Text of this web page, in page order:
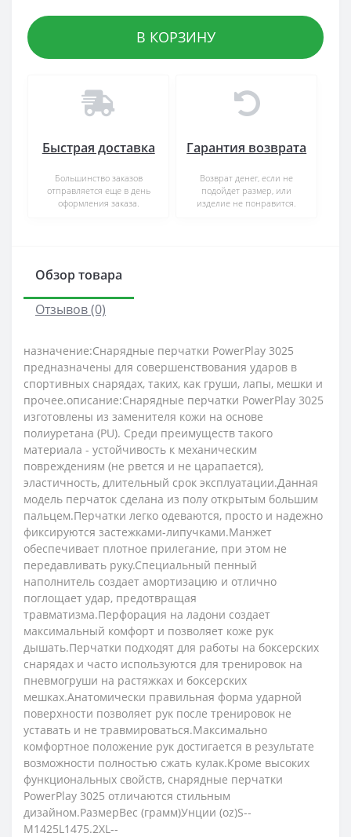
В КОРЗИНУ
Быстрая доставка
Большинство заказов
отправляется еще в день
оформления заказа.
Гарантия возврата
Возврат денег, если не
подойдет размер, или
изделие не понравится.
Обзор товара
Отзывов (0)
назначение:Снарядные перчатки PowerPlay 3025
предназначены для совершенствования ударов в
спортивных снарядах, таких, как груши, лапы, мешки и
прочее.описание:Снарядные перчатки PowerPlay 3025
изготовлены из заменителя кожи на основе
полиуретана (PU). Среди преимуществ такого
материала - устойчивость к механическим
повреждениям (не рвется и не царапается),
эластичность, длительный срок эксплуатации.Данная
модель перчаток сделана из полу открытым большим
пальцем.Перчатки легко одеваются, просто и надежно
фиксируются застежками-липучками.Манжет
обеспечивает плотное прилегание, при этом не
передавливать руку.Специальный пенный
наполнитель создает амортизацию и отлично
поглощает удар, предотвращая
травматизма.Перфорация на ладони создает
максимальный комфорт и позволяет коже рук
дышать.Перчатки подходят для работы на боксерских
снарядах и часто используются для тренировок на
пневмогруши на растяжках и боксерских
мешках.Анатомически правильная форма ударной
поверхности позволяет рук после тренировок не
уставать и не травмироваться.Максимально
комфортное положение рук достигается в результате
возможности полностью сжать кулак.Кроме высоких
функциональных свойств, снарядные перчатки
PowerPlay 3025 отличаются стильным
дизайном.РазмерВес (грамм)Унции (oz)S--
M1425L1475.2XL--